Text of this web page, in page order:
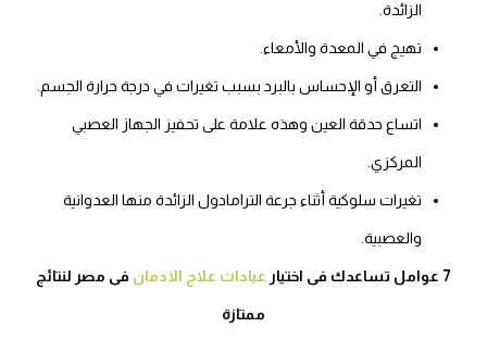
الزائدة.
تهيج في المعدة والأمعاء.
التعرق أو الإحساس بالبرد بسبب تغيرات في درجة حرارة الجسم.
اتساع حدقة العين وهذه علامة على تحفيز الجهاز العصبي
المركزي.
تغيرات سلوكية أثناء جرعة الترامادول الزائدة منها العدوانية
والعصبية.
7 عوامل تساعدك فى اختيار عيادات علاج الادمان فى مصر لنتائج
ممتازة